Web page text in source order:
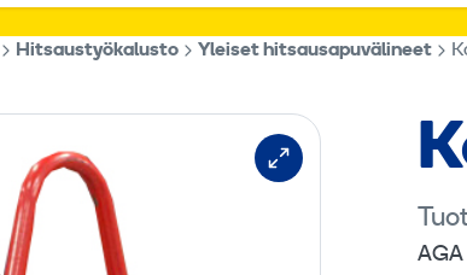
Hitsaustyökalusto Yleiset hitsausapuvälineet